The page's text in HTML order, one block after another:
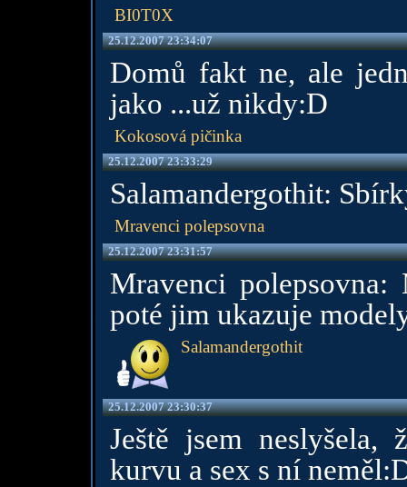
BI0T0X
25.12.2007 23:34:07
Domů fakt ne, ale
jako ...už nikdy:D
Kokosová pičinka
25.12.2007 23:33:29
Salamandergothit:
Mravenci polepsovna
25.12.2007 23:31:57
Mravenci
poté jim ukazuje
Salamandergothit
25.12.2007 23:30:37
Ještě jsem
kurvu a sex s ní